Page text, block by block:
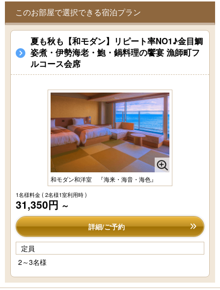
このお部屋で選択できる宿泊プラン
夏も秋も【和モダン】リピート率NO1♪金目鯛
姿煮・伊勢海老・鮑・鍋料理の饗宴 漁師町フ
ルコース会席
和モダン和洋室 『海来・海音・海色』
1名様料金( 2名様1室利用時 )
31,350円 ～
詳細/ご予約
定員
2～3名様